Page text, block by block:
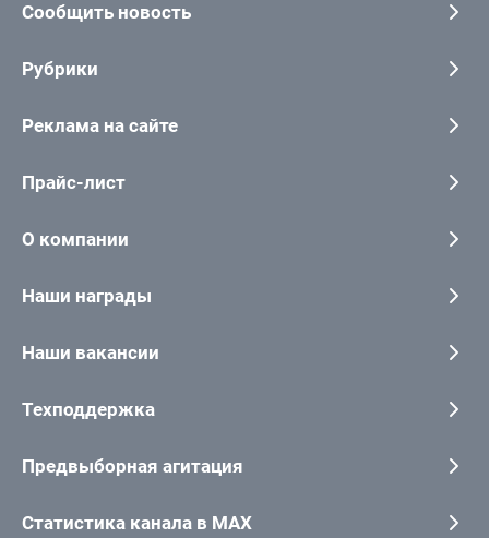
Сообщить новость
Рубрики
Реклама на сайте
Прайс-лист
О компании
Наши награды
Наши вакансии
Техподдержка
Предвыборная агитация
Статистика канала в MAX